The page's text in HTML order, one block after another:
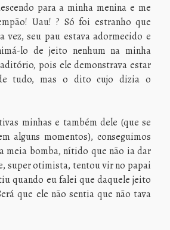
para a minha menina e me
Uau! ? Só foi estranho que
vez, seu pau estava adormecido e
lo de jeito nenhum na minha
pois ele demonstrava estar
tudo, mas o dito cujo dizia o
minhas e também dele (que se
alguns momentos), conseguimos
meia bomba, nítido que não ia dar
super otimista, tentou vir no papai
quando eu falei que daquele jeito
que ele não sentia que não tava